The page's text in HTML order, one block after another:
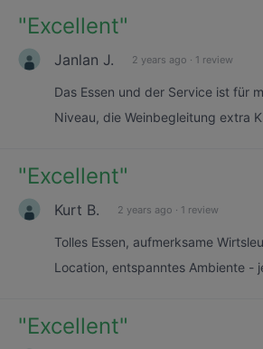
"Excellent"
Janlan J. 2 years ago · 1 review
Das Essen und der Service ist für
Niveau, die Weinbegleitung extra
"Excellent"
Kurt B. 2 years ago · 1 review
Tolles Essen, aufmerksame
Location, entspanntes Ambiente -
"Excellent"